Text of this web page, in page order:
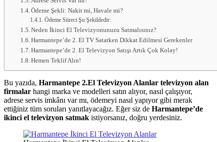
Ödeme Şekli: Nakit mi, Havale mi?
Ödeme Süreci Şu Şekildedir:
Neden İkinci El Televizyonunuzu Satmalısınız?
Harmantepe’de 2. El TV Satarken Dikkat Edilmesi Gerekenler
Harmantepe’de 2. El Televizyon Satışı Artık Çok Kolay!
Hemen Teklif Alın!
Bu yazıda, Harmantepe 2.El Televizyon Alanlar televizyon alan
firmalar hangi marka ve modelleri satın alıyor, nasıl çalışıyor,
adrese servis imkânı var mı, ödemeyi nasıl yapıyor gibi merak
ettiğiniz tüm soruları yanıtlayacağız. Eğer siz de Harmantepe’de
ikinci el televizyon satmak istiyorsanız, doğru yerdesiniz.